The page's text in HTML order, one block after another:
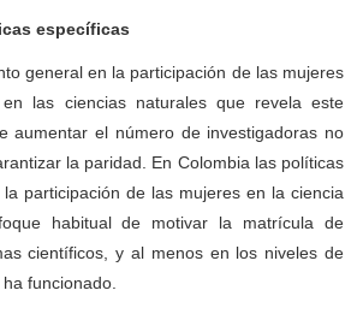
específicas
general en la participación de las mujeres
las ciencias naturales que revela este
aumentar el número de investigadoras no
la paridad. En Colombia las políticas
participación de las mujeres en la ciencia
habitual de motivar la matrícula de
científicos, y al menos en los niveles de
funcionado.